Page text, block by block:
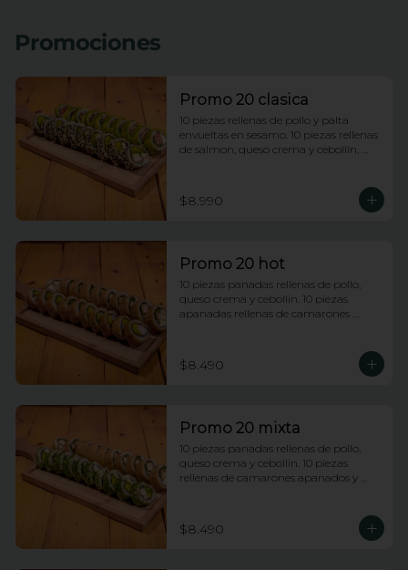
Promociones
Promo 20 clasica
10 piezas rellenas de pollo y palta
envueltas en sesamo. 10 piezas rellenas
de salmon, queso crema y cebollin,
$8.990
Promo 20 hot
10 piezas panadas rellenas de pollo,
queso crema y cebollin. 10 piezas
apanadas rellenas de camarones
$8.490
Promo 20 mixta
10 piezas panadas rellenas de pollo,
queso crema y cebollin. 10 piezas
rellenas de camarones apanados y
$8.490